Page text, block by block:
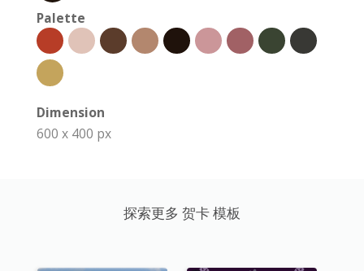
Palette
Dimension
600 x 400 px
探索更多 贺卡 模板